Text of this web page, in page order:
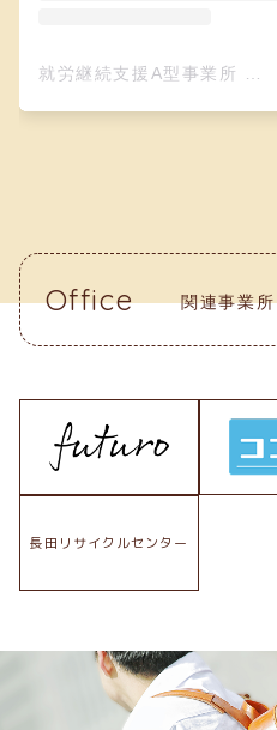
Office 関連事業所
長田リサイクルセンター